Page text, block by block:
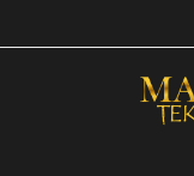
Welcome to